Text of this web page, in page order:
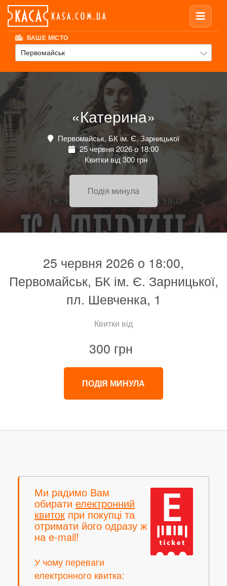
ВАШЕ МІСТО
Первомайськ
«Катерина»
Первомайськ, БК ім. Є. Зарницької
25 червня 2026 о 18:00
Квитки від 300 грн
Подія минула
25 червня 2026 о 18:00,
Первомайськ, БК ім. Є. Зарницької,
пл. Шевченка, 1
Квитки від
300 грн
ПОДІЯ МИНУЛА
Ми радимо Вам
обирати електронний
квиток при покупці та
отримати його одразу ж
на e-mail!
У чому переваги
електронного квитка: